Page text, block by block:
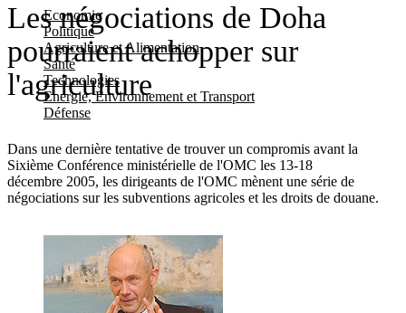
Economie
Politique
Agriculture et Alimentation
Santé
Technologies
Energie, Environnement et Transport
Défense
Les négociations de Doha
pourraient achopper sur
l'agriculture
Dans une dernière tentative de trouver un compromis avant la
Sixième Conférence ministérielle de l'OMC les 13-18
décembre 2005, les dirigeants de l'OMC mènent une série de
négociations sur les subventions agricoles et les droits de douane.